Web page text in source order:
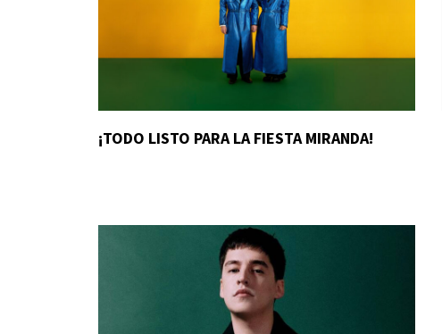
¡TODO LISTO PARA LA FIESTA MIRANDA!